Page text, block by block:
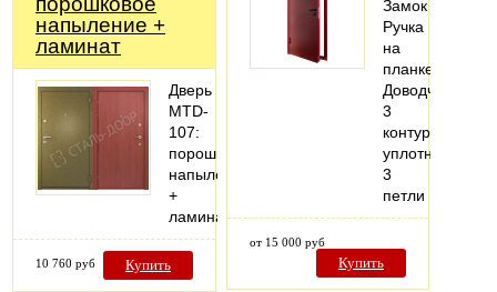
напыление +
ламинат
Дверь
MTD-
107:
порошковое
напыление
+
ламинат
10 760 руб Купить
Замок
Ручка
на
планке
Доводчик
3
контура
уплотнения
3
петли
от 15 000 руб
Купить